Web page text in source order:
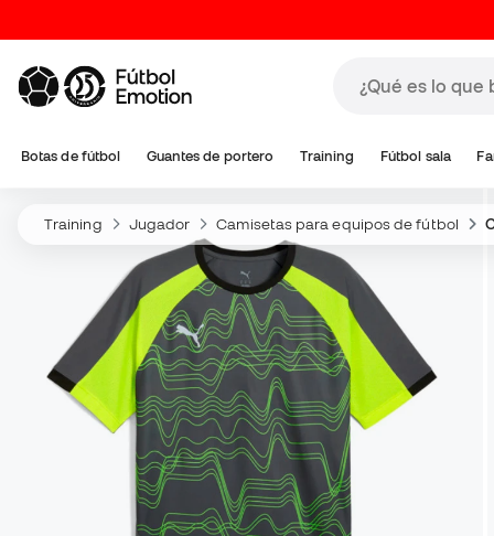
Botas de fútbol Guantes de portero Training Fútbol sala
Training Jugador Camisetas para equipos de fútbol